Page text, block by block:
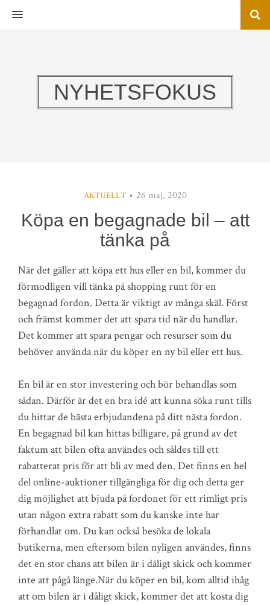
MENU
NYHETSFOKUS
AKTUELLT 26 maj, 2020
Köpa en begagnade bil – att
tänka på
När det gäller att köpa ett hus eller en bil, kommer du
förmodligen vill tänka på shopping runt för en
begagnad fordon. Detta är viktigt av många skäl. Först
och främst kommer det att spara tid när du handlar.
Det kommer att spara pengar och resurser som du
behöver använda när du köper en ny bil eller ett hus.
En bil är en stor investering och bör behandlas som
sådan. Därför är det en bra idé att kunna söka runt tills
du hittar de bästa erbjudandena på ditt nästa fordon.
En begagnad bil kan hittas billigare, på grund av det
faktum att bilen ofta användes och såldes till ett
rabatterat pris för att bli av med den. Det finns en hel
del online-auktioner tillgängliga för dig och detta ger
dig möjlighet att bjuda på fordonet för ett rimligt pris
utan någon extra rabatt som du kanske inte har
förhandlat om. Du kan också besöka de lokala
butikerna, men eftersom bilen nyligen användes, finns
det en stor chans att bilen är i dåligt skick och kommer
inte att pågå länge.När du köper en bil, kom alltid ihåg
att om bilen är i dåligt skick, kommer det att kosta dig